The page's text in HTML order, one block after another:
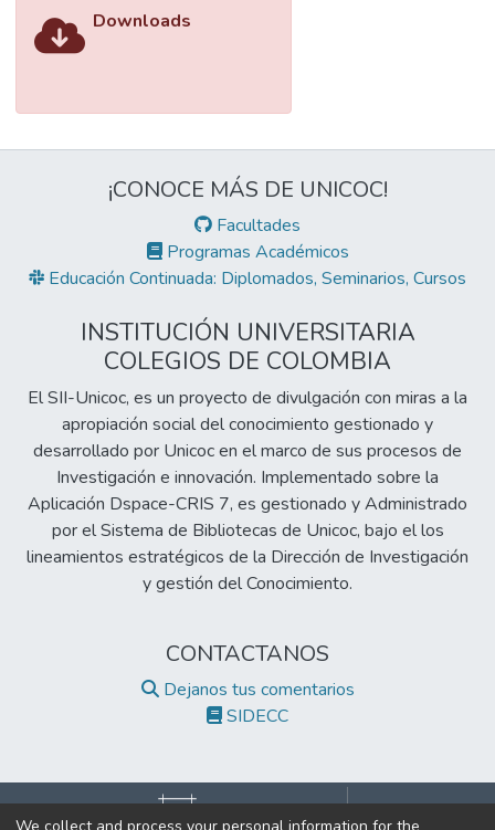
Downloads
¡CONOCE MÁS DE UNICOC!
Facultades
Programas Académicos
Educación Continuada: Diplomados, Seminarios, Cursos
INSTITUCIÓN UNIVERSITARIA
COLEGIOS DE COLOMBIA
El SII-Unicoc, es un proyecto de divulgación con miras a la
apropiación social del conocimiento gestionado y
desarrollado por Unicoc en el marco de sus procesos de
Investigación e innovación. Implementado sobre la
Aplicación Dspace-CRIS 7, es gestionado y Administrado
por el Sistema de Bibliotecas de Unicoc, bajo el los
lineamientos estratégicos de la Dirección de Investigación
y gestión del Conocimiento.
CONTACTANOS
Dejanos tus comentarios
SIDECC